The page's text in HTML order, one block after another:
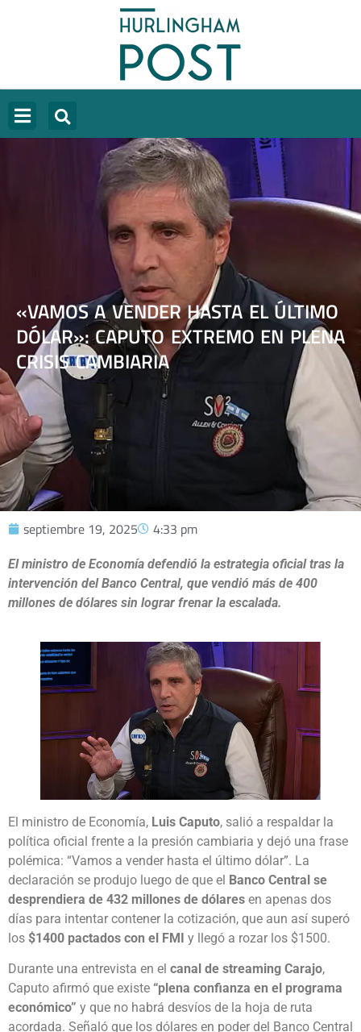
«VAMOS A VENDER HASTA EL ÚLTIMO
DÓLAR»: CAPUTO EXTREMO EN PLENA
CRISIS CAMBIARIA
septiembre 19, 2025 4:33 pm
El ministro de Economía defendió la estrategia oficial tras la
intervención del Banco Central, que vendió más de 400
millones de dólares sin lograr frenar la escalada.
El ministro de Economía, Luis Caputo, salió a respaldar la
política oficial frente a la presión cambiaria y dejó una frase
polémica: “Vamos a vender hasta el último dólar”. La
declaración se produjo luego de que el Banco Central se
desprendiera de 432 millones de dólares en apenas dos
días para intentar contener la cotización, que aun así superó
los $1400 pactados con el FMI y llegó a rozar los $1500.
Durante una entrevista en el canal de streaming Carajo,
Caputo afirmó que existe “plena confianza en el programa
económico” y que no habrá desvíos de la hoja de ruta
acordada. Señaló que los dólares en poder del Banco Central